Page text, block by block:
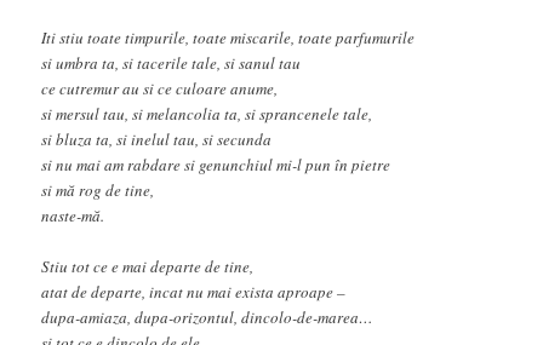
Iti stiu toate timpurile, toate miscarile, toate parfumurile
si umbra ta, si tacerile tale, si sanul tau
ce cutremur au si ce culoare anume,
si mersul tau, si melancolia ta, si sprancenele tale,
si bluza ta, si inelul tau, si secunda
si nu mai am rabdare si genunchiul mi-l pun în pietre
si mă rog de tine,
naste-mă.
Stiu tot ce e mai departe de tine,
atat de departe, incat nu mai exista aproape –
dupa-amiaza, dupa-orizontul, dincolo-de-marea…